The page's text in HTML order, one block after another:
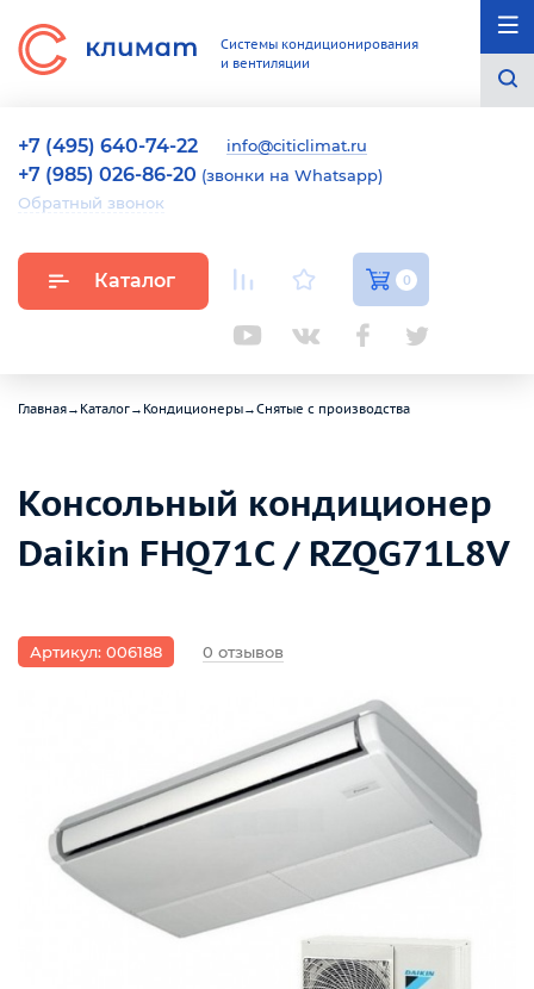
Системы кондиционирования
и вентиляции
+7 (495) 640-74-22 info@citiclimat.ru
+7 (985) 026-86-20 (звонки на Whatsapp)
Обратный звонок
Каталог 0
Главная→ Каталог→ Кондиционеры→Снятые с производства
Консольный кондиционер
Daikin FHQ71C / RZQG71L8V
Артикул: 006188 0 отзывов